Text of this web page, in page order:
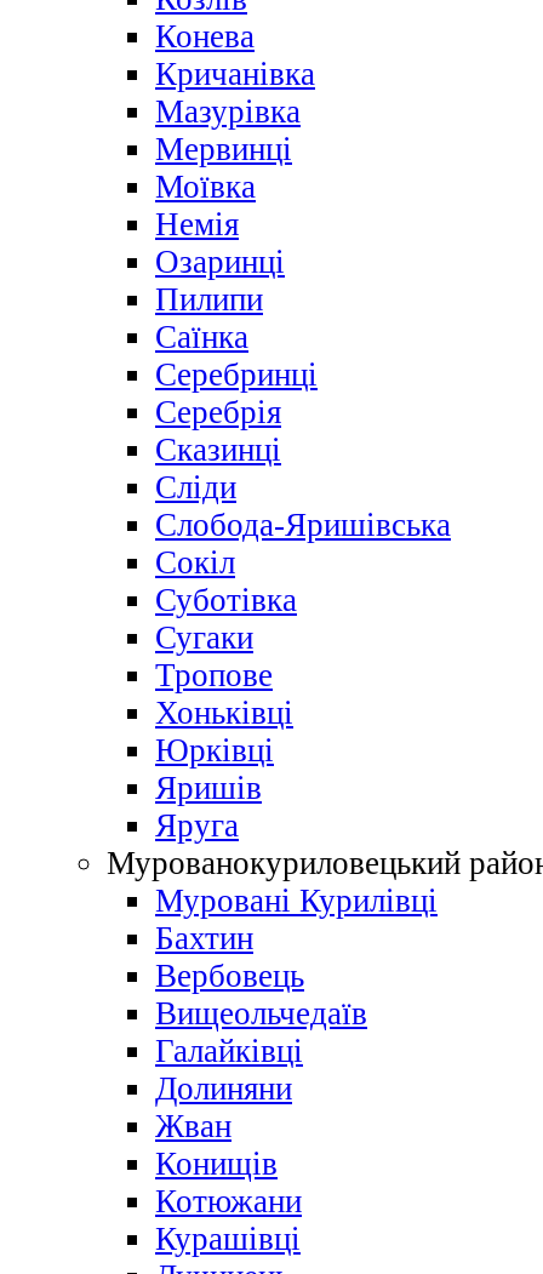
Конева
Кричанівка
Мазурівка
Мервинці
Моївка
Немія
Озаринці
Пилипи
Саїнка
Серебринці
Серебрія
Сказинці
Сліди
Слобода-Яришівська
Сокіл
Суботівка
Сугаки
Тропове
Хоньківці
Юрківці
Яришів
Яруга
Мурованокуриловецький
Муровані Курилівці
Бахтин
Вербовець
Вищеольчедаїв
Галайківці
Долиняни
Жван
Конищів
Котюжани
Курашівці